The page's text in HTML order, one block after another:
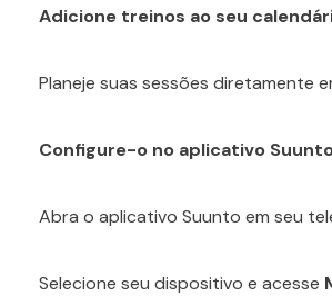
Adicione treinos ao seu
Planeje suas sessões diretamente
Configure-o no aplicativo
Abra o aplicativo Suunto em seu
Selecione seu dispositivo e acesse